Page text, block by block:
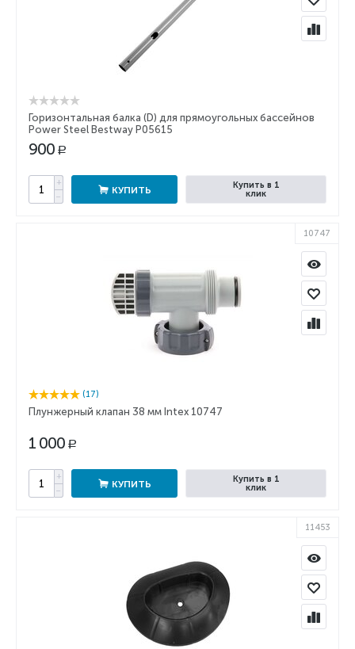
Горизонтальная балка (D) для прямоугольных бассейнов
Power Steel Bestway P05615
900 Р
+
−
КУПИТЬ
Купить в 1
клик
10747
(17)
Плунжерный клапан 38 мм Intex 10747
1 000 Р
+
−
КУПИТЬ
Купить в 1
клик
11453